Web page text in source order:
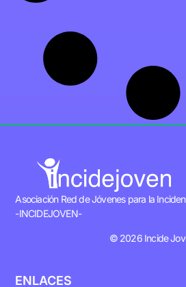
Asociación Red de Jóvenes para la
-INCIDEJOVEN-
© 2026 Incide
ENLACES